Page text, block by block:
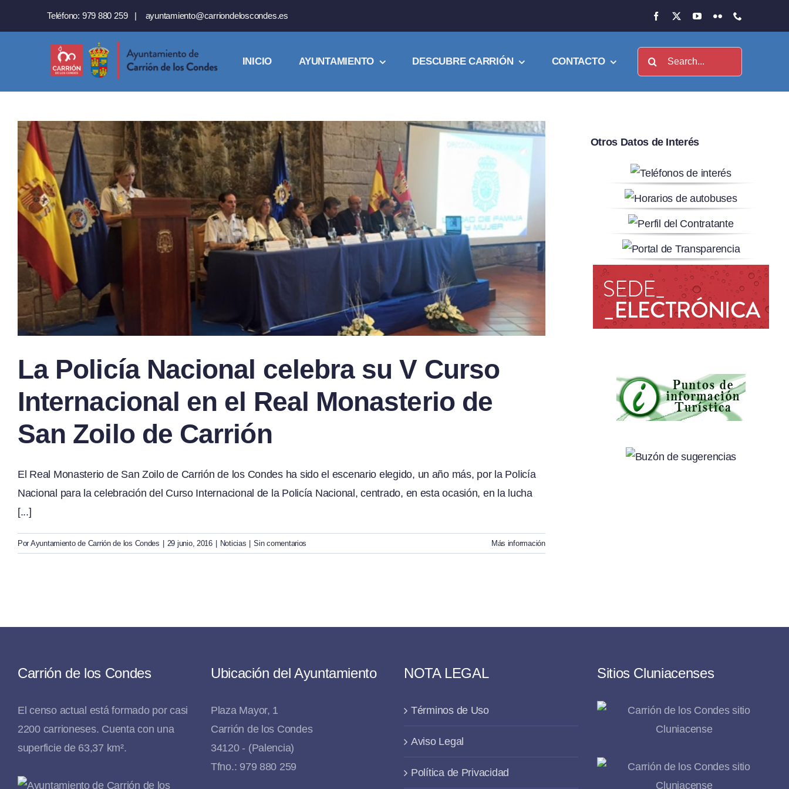
Teléfono: 979 880 259 | ayuntamiento@carriondeloscondes.es
INICIO AYUNTAMIENTO DESCUBRE CARRIÓN CONTACTO Buscar:
La Policía Nacional celebra su V Curso
Internacional en el Real Monasterio de
San Zoilo de Carrión
El Real Monasterio de San Zoilo de Carrión de los Condes ha sido el escenario elegido, un año más, por la Policía
Nacional para la celebración del Curso Internacional de la Policía Nacional, centrado, en esta ocasión, en la lucha
[...]
Por Ayuntamiento de Carrión de los Condes 29 junio, 2016 Noticias Sin comentarios Más información
Otros Datos de Interés
Carrión de los Condes
El censo actual está formado por casi
2200 carrioneses. Cuenta con una
superficie de 63,37 km².
Ubicación del Ayuntamiento
Plaza Mayor, 1
Carrión de los Condes
34120 - (Palencia)
Tfno.: 979 880 259
NOTA LEGAL
Términos de Uso
Aviso Legal
Política de Privacidad
Sitios Cluniacenses